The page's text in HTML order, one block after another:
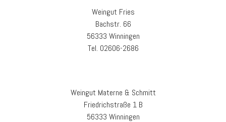
Weingut Fries
Bachstr. 66
56333 Winningen
Tel. 02606-2686
Weingut Materne & Schmitt
Friedrichstraße 1 B
56333 Winningen